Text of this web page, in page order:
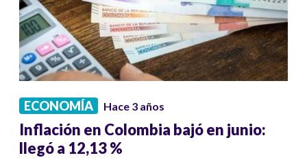
ECONOMÍA Hace 3 años
Inflación en Colombia bajó en junio:
llegó a 12,13 %